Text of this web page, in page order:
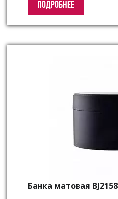
ПОДРОБНЕЕ
Банка матовая BJ2158